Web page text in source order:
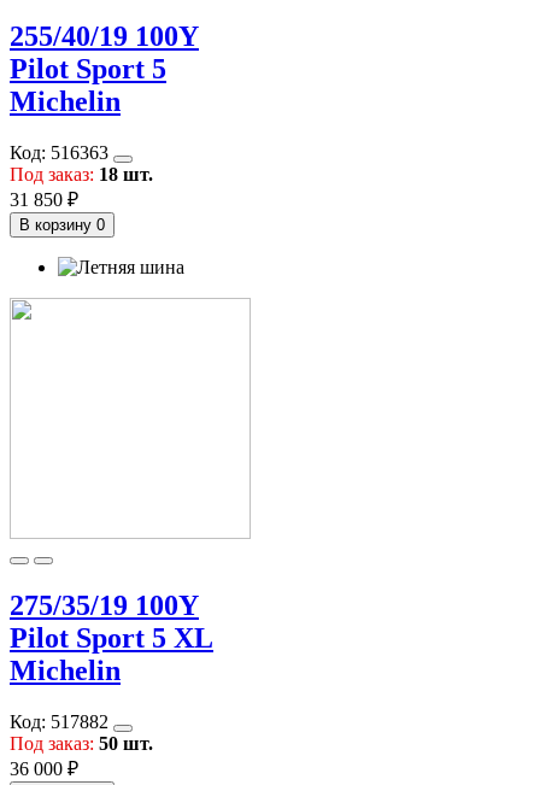
255/40/19 100Y
Pilot Sport 5
Michelin
Код: 516363
Под заказ: 18 шт.
31 850 ₽
В корзину 0
275/35/19 100Y
Pilot Sport 5 XL
Michelin
Код: 517882
Под заказ: 50 шт.
36 000 ₽